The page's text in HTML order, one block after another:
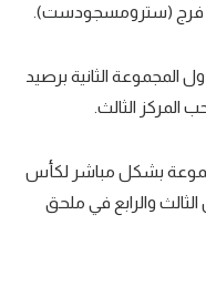
فرج (سترومسجودست).
المجموعة الثانية برصيد
بشكل مباشر لكأس
الثالث والرابع في ملحق